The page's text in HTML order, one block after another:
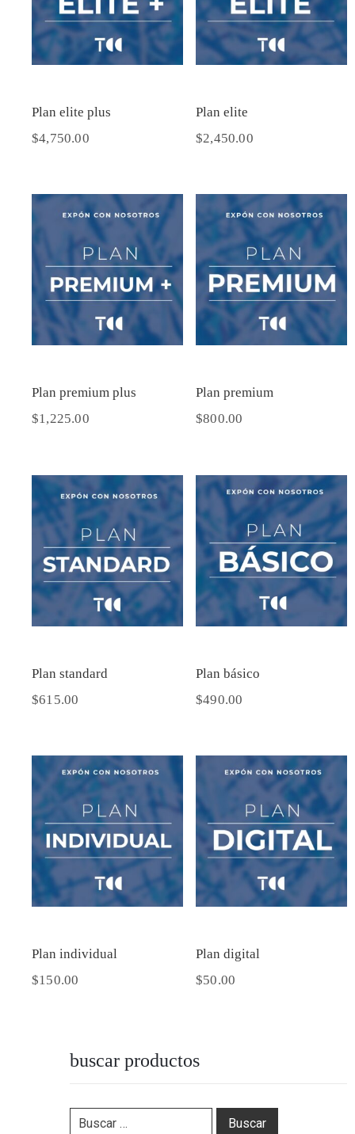
Plan elite plus
$4,750.00
Plan elite
$2,450.00
Plan premium plus
$1,225.00
Plan premium
$800.00
Plan standard
$615.00
Plan básico
$490.00
Plan individual
$150.00
Plan digital
$50.00
buscar productos